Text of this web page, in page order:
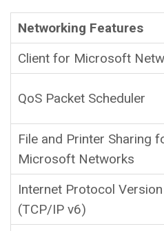
Networking Features
Client for Microsoft
QoS Packet Scheduler
File and Printer Sharing
Microsoft Networks
Internet Protocol
(TCP/IP v6)